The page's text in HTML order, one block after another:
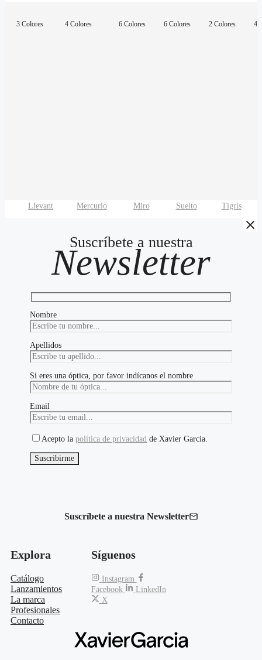
3 Colores
Llevant
4 Colores
Mercurio
6 Colores
Miro
6 Colores
Suelto
2 Colores
Tigris
4
Suscríbete a nuestra
Newsletter
Nombre
Apellidos
Si eres una óptica, por favor indícanos el nombre
Email
Acepto la política de privacidad de Xavier Garcia.
Suscríbete a nuestra Newsletter
Explora
Catálogo
Lanzamientos
La marca
Profesionales
Contacto
Síguenos
Instagram
Facebook
LinkedIn
X